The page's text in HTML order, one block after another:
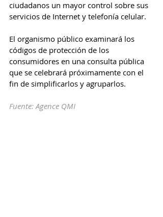
ciudadanos un mayor control sobre sus
servicios de Internet y telefonía celular.
El organismo público examinará los
códigos de protección de los
consumidores en una consulta pública
que se celebrará próximamente con el
fin de simplificarlos y agruparlos.
Fuente: Agence QMI